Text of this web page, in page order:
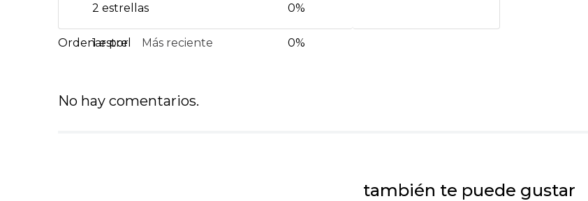
2 estrellas 0%
1 estrella 0%
Más reciente
No hay comentarios.
también te puede gustar